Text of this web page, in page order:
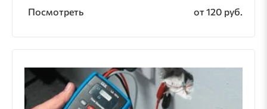
Посмотреть от 120 руб.